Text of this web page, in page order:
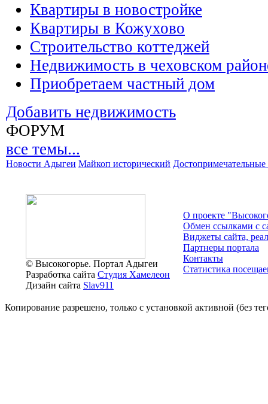
Квартиры в новостройке
Квартиры в Кожухово
Строительство коттеджей
Недвижимость в чеховском
Приобретаем частный дом
Добавить недвижимость
ФОРУМ
все темы...
Новости Адыгеи Майкоп исторический Достопримечательные
© Высокогорье. Портал Адыгеи
Разработка сайта Студия Хамелеон
Дизайн сайта Slav911
О проекте
Обмен ссылками c
Виджеты сайта,
Партнеры портала
Контакты
Статистика
Копирование разрешено, только с установкой активной (без